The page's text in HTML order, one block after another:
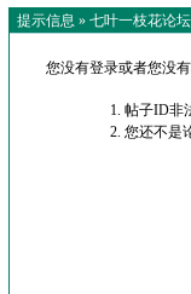
提示信息 » 七叶一枝花论坛
您没有登录或者您没
帖子ID非
您还不是